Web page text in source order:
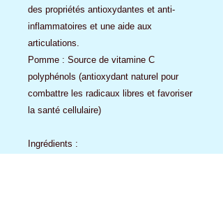
des propriétés antioxydantes et anti-
inflammatoires et une aide aux
articulations.
Pomme : Source de vitamine C
polyphénols (antioxydant naturel pour
combattre les radicaux libres et favoriser
la santé cellulaire)
Ingrédients :